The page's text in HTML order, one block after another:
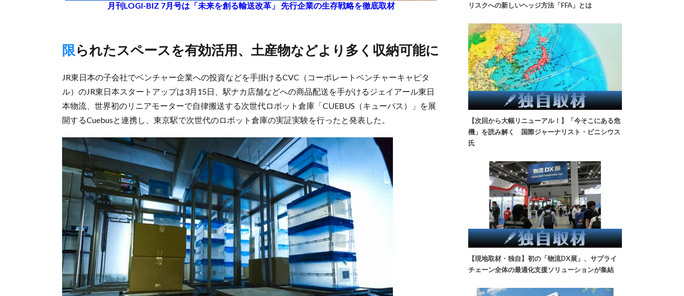
月刊LOGI-BIZ 7月号は「未来を創る輸送改革」 先行企業の生存戦略を徹底取材
限られたスペースを有効活用、土産物などより多く収納可能に
JR東日本の子会社でベンチャー企業への投資などを手掛けるCVC（コーポレートベンチャーキャピタ
ル）のJR東日本スタートアップは3月15日、駅ナカ店舗などへの商品配送を手がけるジェイアール東日
本物流、世界初のリニアモーターで自律搬送する次世代ロボット倉庫「CUEBUS（キューバス）」を展
開するCuebusと連携し、東京駅で次世代のロボット倉庫の実証実験を行ったと発表した。
リスクへの新しいヘッジ方法「FFA」とは
【次回から大幅リニューアル！】「今そこにある危
機」を読み解く 国際ジャーナリスト・ビニシウス
氏
【現地取材・独自】初の「物流DX展」、サプライ
チェーン全体の最適化支援ソリューションが集結